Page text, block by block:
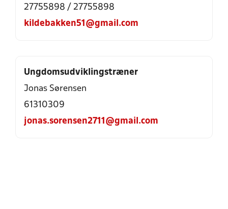
27755898 / 27755898
kildebakken51@gmail.com
Ungdomsudviklingstræner
Jonas Sørensen
61310309
jonas.sorensen2711@gmail.com